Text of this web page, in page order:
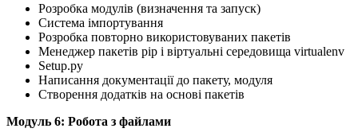
Розробка модулів (визначення та запуск)
Система імпортування
Розробка повторно використовуваних пакетів
Менеджер пакетів pip і віртуальні середовища virtualenv
Setup.py
Написання документації до пакету, модуля
Створення додатків на основі пакетів
Mодуль 6: Робота з файлами